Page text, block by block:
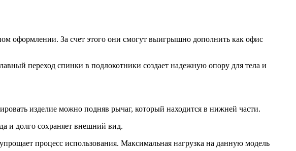
оформлении. За счет этого они смогут выигрышно дополнить как офис
переход спинки в подлокотники создает надежную опору для тела и
изделие можно подняв рычаг, который находится в нижней части.
и долго сохраняет внешний вид.
процесс использования. Максимальная нагрузка на данную модель